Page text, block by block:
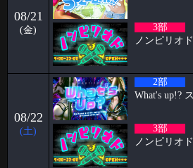
お久しぶりです！ すずです🔔🔔🔔 いよいよ6
ます㊗️ い
2026-05-11
2026.06.26&27&28 Papillon 5th
こんにちは、こんばんは、おはようござ
Papillonがオープンし、早
2026-05-04
🥳4月女子抽選🥳
🦋🉐女性様特典🉐🦋 🤩4月の抽選結果🤩 1
586 当選
08/21
(金)
3部
ノンピリオド
08/22
(土)
2部
What's up!?
3部
ノンピリオド